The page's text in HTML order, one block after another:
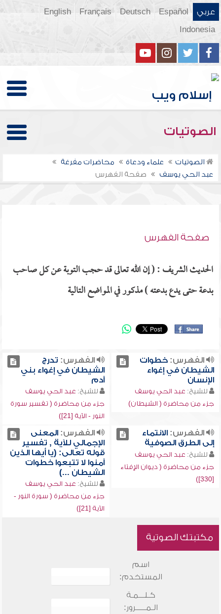
عربي Español
Deutsch
Français
English
Indonesia
الصوتيات
الصوتيات علماء ودعاة
محاضرات مفرغة
عبد الحي يوسف
صفحة الفهرس
صفحة الفهرس
الحديث الشريف : ( إن الله تعالى قد حجب التوبة عن كل صاحب
بدعة حتى يدع بدعته ) مذكور في المواضع التالية
الفهرس:خطوات
الشيطان في إغواء
الإنسان
للشيخ: عبد الحي يوسف
جزء من محاضرة ( الشيطان)
الفهرس: تدرج
الشيطان في إغواء بني
آدم
للشيخ: عبد الحي يوسف
جزء من محاضرة ( تفسير سورة
النور - الآية [21])
الفهرس:الانتماء
إلى الطرق الصوفية
للشيخ: عبد الحي يوسف
جزء من محاضرة ( ديوان الإفتاء
[330])
الفهرس:المعنى
الإجمالي للآية , تفسير
قوله تعالى: (يا أيها الذين
آمنوا لا تتبعوا خطوات
الشيطان ...)
للشيخ: عبد الحي يوسف
جزء من محاضرة ( سورة النور -
الآية [21])
مكتبتك الصوتية
اسم
المستخدم:
كـلـــمـة
الـمـــــرور: